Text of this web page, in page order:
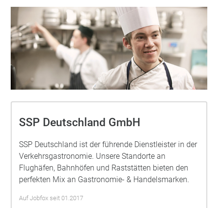
SSP Deutschland GmbH
SSP Deutschland ist der führende Dienstleister in der
Verkehrsgastronomie. Unsere Standorte an
Flughäfen, Bahnhöfen und Raststätten bieten den
perfekten Mix an Gastronomie- & Handelsmarken.
Auf Jobfox seit 01.2017